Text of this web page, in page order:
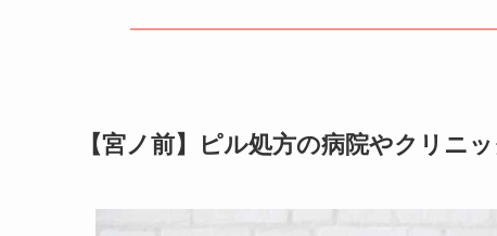
【宮ノ前】ピル処方の病院やクリニ